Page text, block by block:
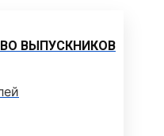
ВЫПУСКНИКОВ